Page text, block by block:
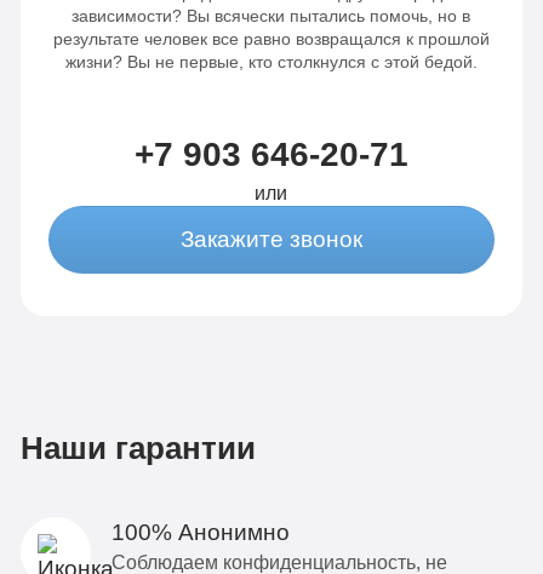
зависимости? Вы всячески пытались помочь, но в
результате человек все равно возвращался к прошлой
жизни? Вы не первые, кто столкнулся с этой бедой.
+7 903 646-20-71
или
Закажите звонок
Наши гарантии
100% Анонимно
Соблюдаем конфиденциальность, не